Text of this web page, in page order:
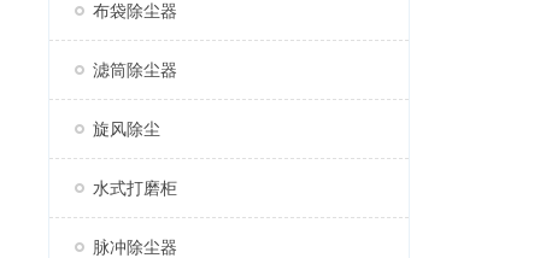
布袋除尘器
滤筒除尘器
旋风除尘
水式打磨柜
脉冲除尘器